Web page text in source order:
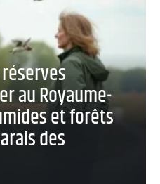
au Royaume-
et forêts
des